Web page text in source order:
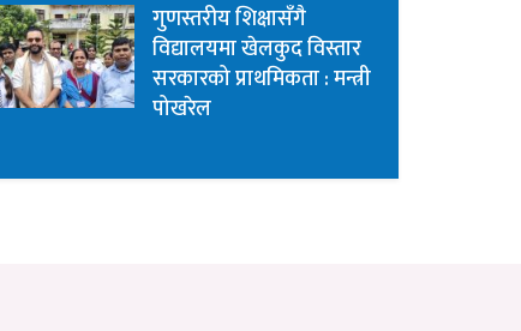
गुणस्तरीय शिक्षासँगै
विद्यालयमा खेलकुद विस्तार
सरकारको प्राथमिकता : मन्त्री
पोखरेल